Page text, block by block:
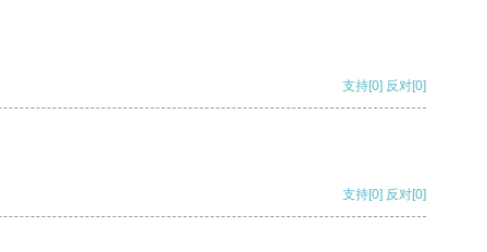
支持[0] 反对[0]
支持[0] 反对[0]